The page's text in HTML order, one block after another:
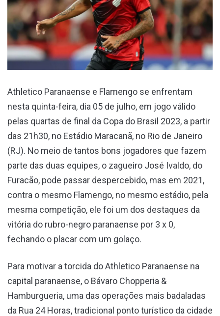
Athletico Paranaense e Flamengo se enfrentam
nesta quinta-feira, dia 05 de julho, em jogo válido
pelas quartas de final da Copa do Brasil 2023, a partir
das 21h30, no Estádio Maracanã, no Rio de Janeiro
(RJ). No meio de tantos bons jogadores que fazem
parte das duas equipes, o zagueiro José Ivaldo, do
Furacão, pode passar despercebido, mas em 2021,
contra o mesmo Flamengo, no mesmo estádio, pela
mesma competição, ele foi um dos destaques da
vitória do rubro-negro paranaense por 3 x 0,
fechando o placar com um golaço.
Para motivar a torcida do Athletico Paranaense na
capital paranaense, o Bávaro Chopperia &
Hamburgueria, uma das operações mais badaladas
da Rua 24 Horas, tradicional ponto turístico da cidade